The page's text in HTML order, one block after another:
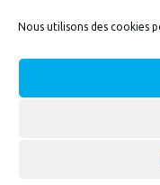
Nous utilisons des cookies